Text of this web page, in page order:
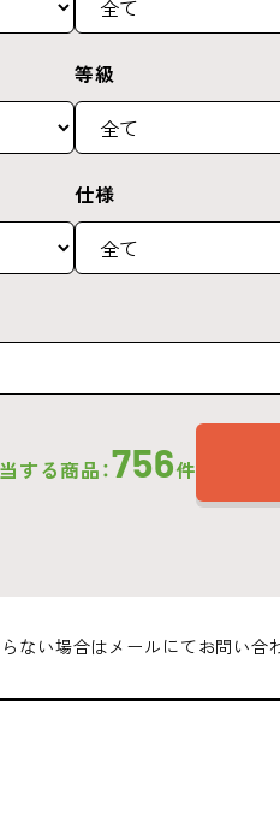
等級
仕様
する商品：756件
ない場合はメールにてお問い合